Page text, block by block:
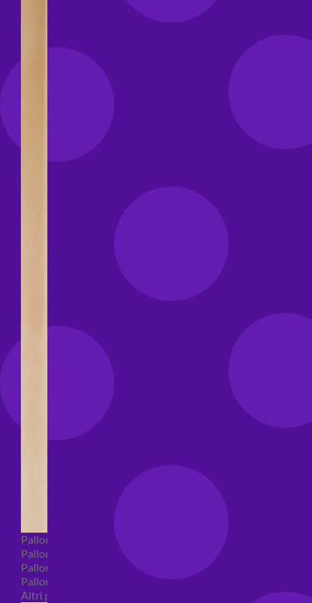
Palloncini Bubble
Palloncini numeri e lettere
Palloncini numeri e lettere piccoli
Palloncini numeri e lettere grandi
Altri palloncini numeri e lettere